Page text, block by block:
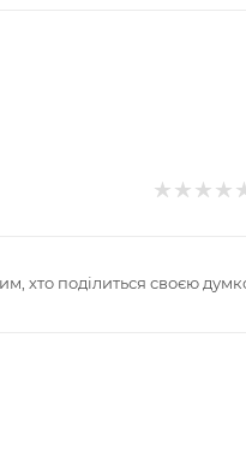
хто поділиться своєю